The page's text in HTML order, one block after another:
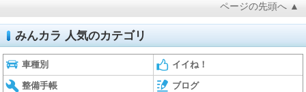
ページの先頭へ ▲
みんカラ 人気のカテゴリ
車種別 イイね！
整備手帳 ブログ